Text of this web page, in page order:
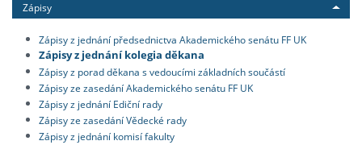
Zápisy
Zápisy z jednání předsednictva Akademického senátu FF UK
Zápisy z jednání kolegia děkana
Zápisy z porad děkana s vedoucími základních součástí
Zápisy ze zasedání Akademického senátu FF UK
Zápisy z jednání Ediční rady
Zápisy ze zasedání Vědecké rady
Zápisy z jednání komisí fakulty